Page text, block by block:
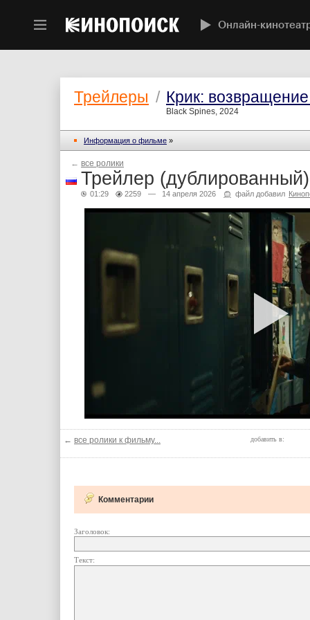
Онлайн-
Трейлеры / Крик:
Black Spines, 2024
Информация о фильме »
← все ролики
Трейлер (дублированный)
01:29 2259 — 14 апреля 2026 файл добавил
← все ролики к фильму... добавить в:
Комментарии
Заголовок:
Текст: